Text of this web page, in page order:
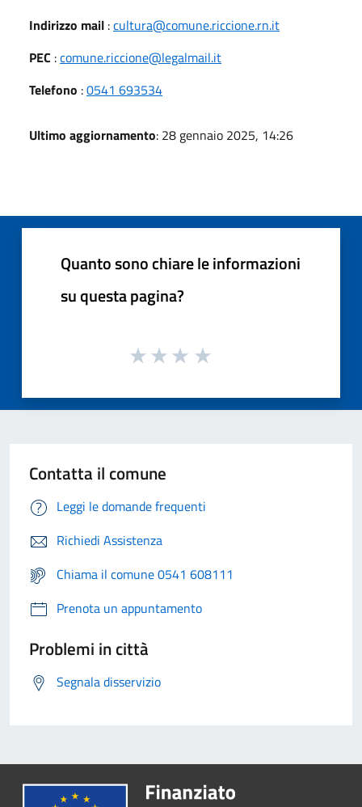
Indirizzo mail :cultura@comune.riccione.rn.it
PEC :comune.riccione@legalmail.it
Telefono :0541 693534
Ultimo aggiornamento: 28 gennaio 2025, 14:26
Quanto sono chiare le informazioni
su questa pagina?
Contatta il comune
Leggi le domande frequenti
Richiedi Assistenza
Chiama il comune 0541 608111
Prenota un appuntamento
Problemi in città
Segnala disservizio